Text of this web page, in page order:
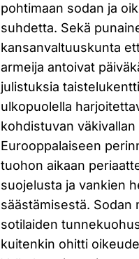
pohtimaan sodan ja
suhdetta. Sekä
kansanvaltuuskunta
armeija antoivat
julistuksia
ulkopuolella
kohdistuvan
Eurooppalaiseen
tuohon aikaan
suojelusta ja vankien
säästämisestä. Sodan
sotilaiden
kuitenkin ohitti